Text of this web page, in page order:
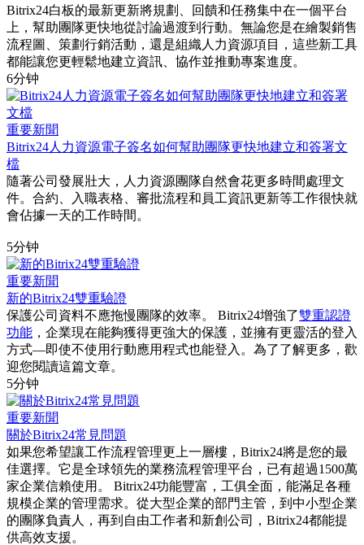
Bitrix24白板的最新更新將規劃、回饋和任務集中在一個平台
上，幫助團隊更快地從討論過渡到行動。無論您是在繪製銷售
流程圖、策劃行銷活動，還是組織人力資源項目，這些新工具
都能讓您更輕鬆地建立資訊、協作並推動專案進度。
6分钟
重要新聞
Bitrix24人力資源電子簽名如何幫助團隊更快地建立和簽署文
檔
隨著公司發展壯大，人力資源團隊自然會花更多時間處理文
件。合約、入職表格、審批流程和員工資訊更新等工作很快就
會佔據一天的工作時間。
5分钟
重要新聞
新的Bitrix24雙重驗證
保護公司資料不應拖慢團隊的效率。 Bitrix24增強了雙重認證
功能 ，企業現在能夠獲得更強大的保護，並擁有更靈活的登入
方式—即使不使用行動應用程式也能登入。為了了解更多，歡
迎您閱讀這篇文章。
5分钟
重要新聞
關於Bitrix24常見問題
如果您希望讓工作流程管理更上一層樓，Bitrix24將是您的最
佳選擇。它是全球領先的業務流程管理平台，已有超過1500萬
家企業信賴使用。 Bitrix24功能豐富，工俱全面，能滿足各種
規模企業的管理需求。從大型企業的部門主管，到中小型企業
的團隊負責人，再到自由工作者和新創公司，Bitrix24都能提
供高效支援。